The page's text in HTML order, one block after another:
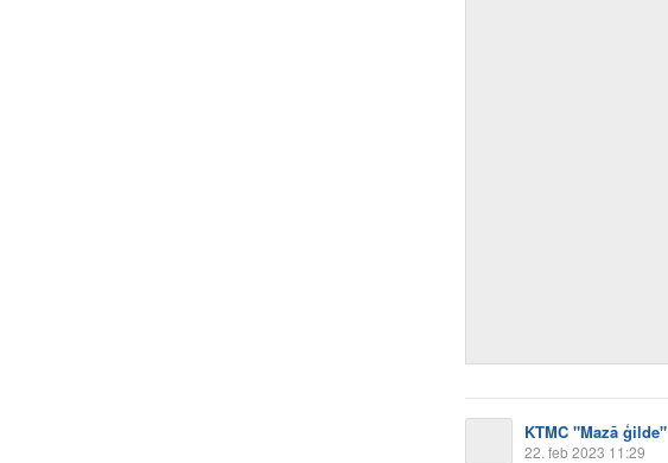
KTMC "Mazā ģilde"
22. feb 2023 11:29